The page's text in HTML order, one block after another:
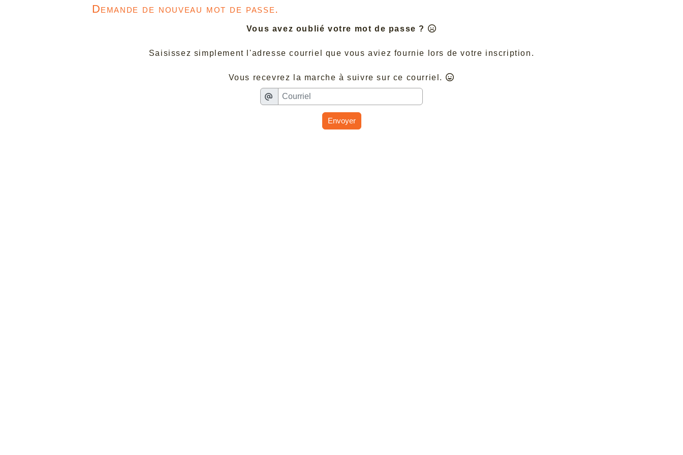
Demande de nouveau mot de passe.
Vous avez oublié votre mot de passe ?
Saisissez simplement l'adresse courriel que vous aviez fournie lors de votre inscription.
Vous recevrez la marche à suivre sur ce courriel.
Envoyer